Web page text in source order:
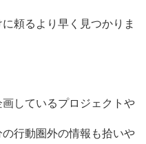
頼るより早く見つかりま
しているプロジェクトや
行動圏外の情報も拾いや